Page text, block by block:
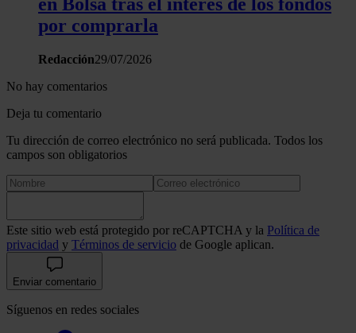
por comprarla
Redacción29/07/2026
No hay comentarios
Deja tu comentario
Tu dirección de correo electrónico no será publicada. Todos los
campos son obligatorios
Este sitio web está protegido por reCAPTCHA y la Política de
privacidad y Términos de servicio de Google aplican.
Enviar comentario
Síguenos en redes sociales